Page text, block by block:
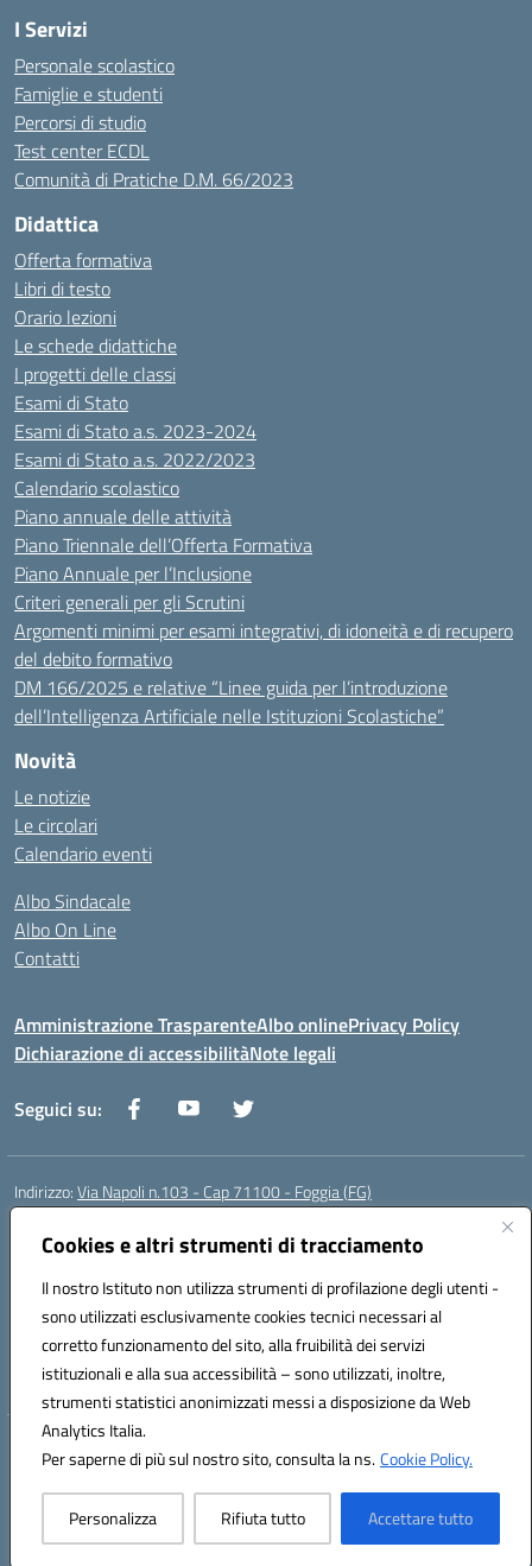
Cookies e altri strumenti di tracciamento
Il nostro Istituto non utilizza strumenti di profilazione degli utenti -
sono utilizzati esclusivamente cookies tecnici necessari al
corretto funzionamento del sito, alla fruibilità dei servizi
istituzionali e alla sua accessibilità – sono utilizzati, inoltre,
strumenti statistici anonimizzati messi a disposizione da Web
Analytics Italia.
Per saperne di più sul nostro sito, consulta la ns.Cookie Policy.
Personalizza Rifiuta tutto Accettare tutto
I Servizi
Personale scolastico
Famiglie e studenti
Percorsi di studio
Test center ECDL
Comunità di Pratiche D.M. 66/2023
Didattica
Offerta formativa
Libri di testo
Orario lezioni
Le schede didattiche
I progetti delle classi
Esami di Stato
Esami di Stato a.s. 2023-2024
Esami di Stato a.s. 2022/2023
Calendario scolastico
Piano annuale delle attività
Piano Triennale dell’Offerta Formativa
Piano Annuale per l’Inclusione
Criteri generali per gli Scrutini
Argomenti minimi per esami integrativi, di idoneità e di recupero
del debito formativo
DM 166/2025 e relative “Linee guida per l’introduzione
dell’Intelligenza Artificiale nelle Istituzioni Scolastiche”
Novità
Le notizie
Le circolari
Calendario eventi
Albo Sindacale
Albo On Line
Contatti
Amministrazione TrasparenteAlbo onlinePrivacy Policy
Dichiarazione di accessibilitàNote legali
Seguici su:
Indirizzo:Via Napoli n.103 - Cap 71100 - Foggia (FG)
Centralino:
Posta elettronica certificata (PEC):fgis00800v@pec.istruzione.it
Codice fiscale: 80003280718
Codice meccanografico:FGIS00800V
Codice Indice delle Pubbliche Amministrazioni (IPA): istsc_fgis00800v
Codice unico di fatturazione (CUF): SOLVP8
Hosting & Powered by 3D Solution S.r.l.
Concept & Design by Designers Italia